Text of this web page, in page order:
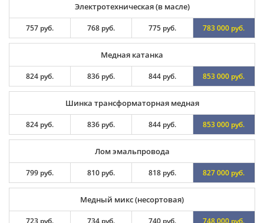
Электротехническая (в масле)
757 руб. 768 руб. 775 руб. 783 000 руб.
Медная катанка
824 руб. 836 руб. 844 руб. 853 000 руб.
Шинка трансформаторная медная
824 руб. 836 руб. 844 руб. 853 000 руб.
Лом эмальпровода
799 руб. 810 руб. 818 руб. 827 000 руб.
Медный микс (несортовая)
723 руб. 734 руб. 740 руб. 748 000 руб.